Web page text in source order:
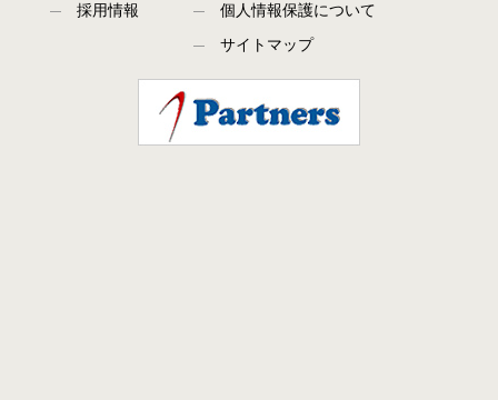
採用情報
個人情報保護について
サイトマップ